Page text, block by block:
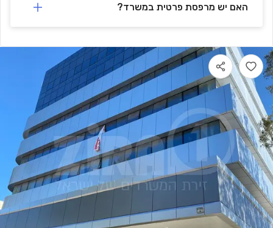
האם יש מרפסת פרטית במשרד?